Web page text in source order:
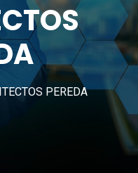
PEREDA